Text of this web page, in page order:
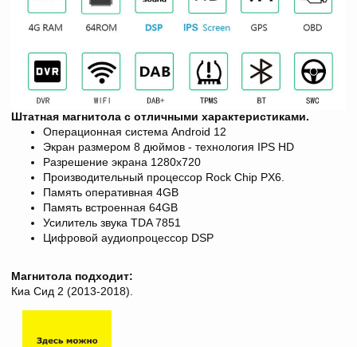
Штатная магнитола с отличными характеристиками.
Операционная система Android 12
Экран размером 8 дюймов - технология IPS HD
Разрешение экрана 1280х720
Производительный процессор Rock Chip PX6.
Память оперативная 4GB
Память встроенная 64GB
Усилитель звука TDA 7851
Цифровой аудиопроцессор DSP
Магнитола подходит:
Киа Сид 2 (2013-2018).